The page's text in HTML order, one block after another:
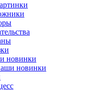
новинки
новинки